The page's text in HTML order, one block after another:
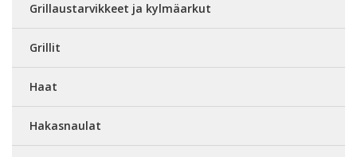
Grillaustarvikkeet ja kylmäarkut
Grillit
Haat
Hakasnaulat